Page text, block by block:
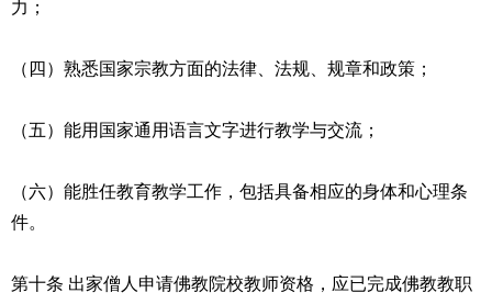
力；
（四）熟悉国家宗教方面的法律、法规、规章和政策；
（五）能用国家通用语言文字进行教学与交流；
（六）能胜任教育教学工作，包括具备相应的身体和心理条
件。
第十条 出家僧人申请佛教院校教师资格，应已完成佛教教职